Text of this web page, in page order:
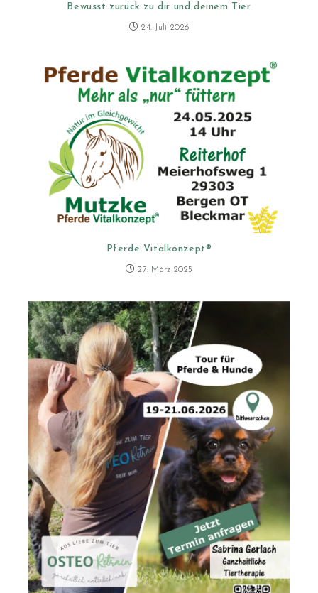
Bewusst zurück zu dir und deinem Tier
24. Juli 2026
Pferde Vitalkonzept®
27. März 2025